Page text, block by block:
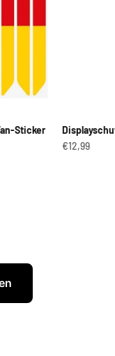
Sticker
Angebot
€12,99